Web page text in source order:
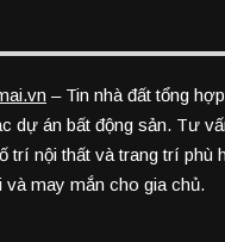
– Tin nhà đất tổng
dự án bất động sản. Tư
trí nội thất và trang trí phù
và may mắn cho gia chủ.